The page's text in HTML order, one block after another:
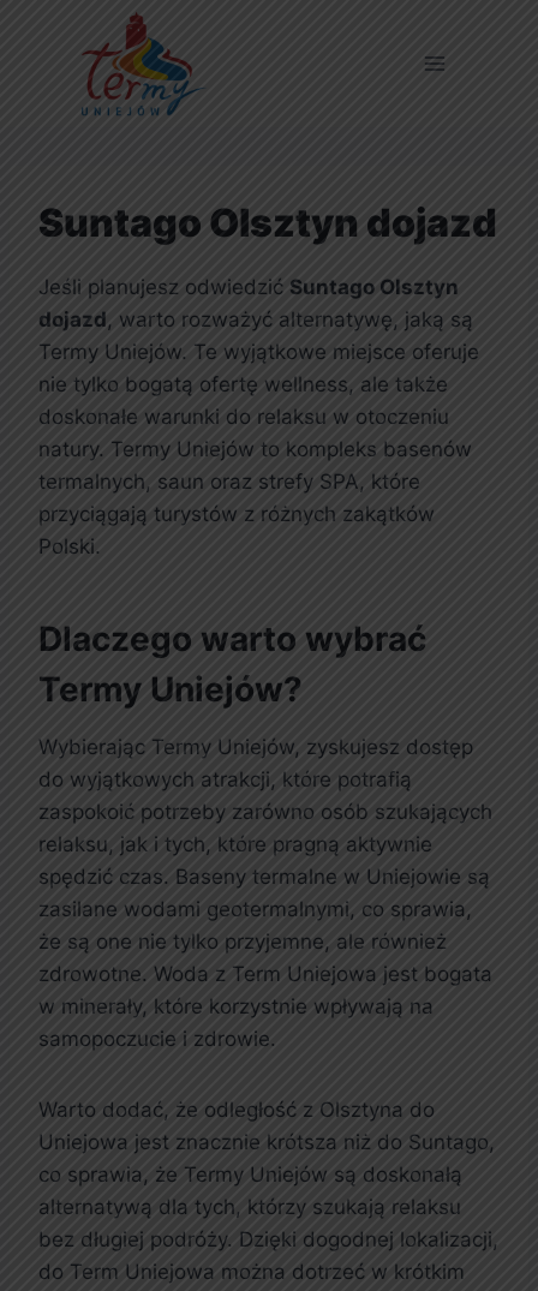
Suntago Olsztyn dojazd
Jeśli planujesz odwiedzić Suntago Olsztyn
dojazd , warto rozważyć alternatywę, jaką są
Termy Uniejów. Te wyjątkowe miejsce oferuje
nie tylko bogatą ofertę wellness, ale także
doskonałe warunki do relaksu w otoczeniu
natury. Termy Uniejów to kompleks basenów
termalnych, saun oraz strefy SPA, które
przyciągają turystów z różnych zakątków
Polski.
Dlaczego warto wybrać
Termy Uniejów?
Wybierając Termy Uniejów, zyskujesz dostęp
do wyjątkowych atrakcji, które potrafią
zaspokoić potrzeby zarówno osób szukających
relaksu, jak i tych, które pragną aktywnie
spędzić czas. Baseny termalne w Uniejowie są
zasilane wodami geotermalnymi, co sprawia,
że są one nie tylko przyjemne, ale również
zdrowotne. Woda z Term Uniejowa jest bogata
w minerały, które korzystnie wpływają na
samopoczucie i zdrowie.
Warto dodać, że odległość z Olsztyna do
Uniejowa jest znacznie krótsza niż do Suntago,
co sprawia, że Termy Uniejów są doskonałą
alternatywą dla tych, którzy szukają relaksu
bez długiej podróży. Dzięki dogodnej lokalizacji,
do Term Uniejowa można dotrzeć w krótkim